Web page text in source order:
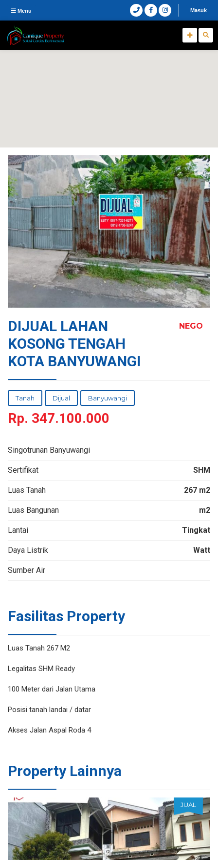
Menu Masuk
DIJUAL LAHAN
KOSONG TENGAH
KOTA BANYUWANGI
NEGO
Tanah Dijual Banyuwangi
Rp. 347.100.000
Singotrunan Banyuwangi
Sertifikat SHM
Luas Tanah 267 m2
Luas Bangunan m2
Lantai Tingkat
Daya Listrik Watt
Sumber Air
Fasilitas Property
Luas Tanah 267 M2
Legalitas SHM Ready
100 Meter dari Jalan Utama
Posisi tanah landai / datar
Akses Jalan Aspal Roda 4
Property Lainnya
JUAL